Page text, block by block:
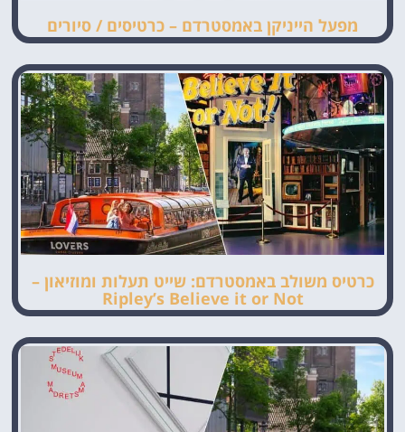
מפעל הייניקן באמסטרדם – כרטיסים / סיורים
כרטיס משולב באמסטרדם: שייט תעלות ומוזיאון –
Ripley’s Believe it or Not